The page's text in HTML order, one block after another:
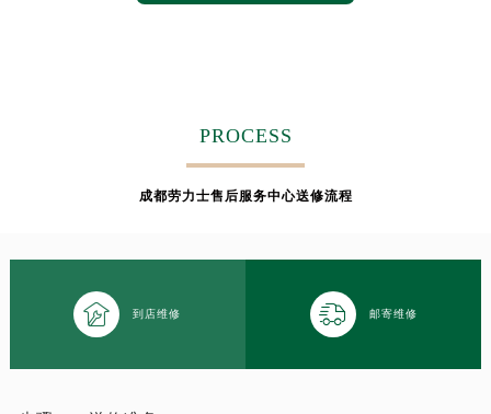
PROCESS
成都劳力士售后服务中心送修流程
 到店维修  邮寄维修